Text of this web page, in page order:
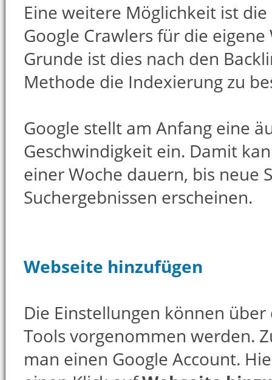
Eine weitere Möglichkeit ist
Google Crawlers für die
Grunde ist dies nach den
Methode die Indexierung zu
Google stellt am Anfang eine
Geschwindigkeit ein. Damit
einer Woche dauern, bis neue
Suchergebnissen erscheinen.
Webseite hinzufügen
Die Einstellungen können
Tools vorgenommen werden.
man einen Google Account.